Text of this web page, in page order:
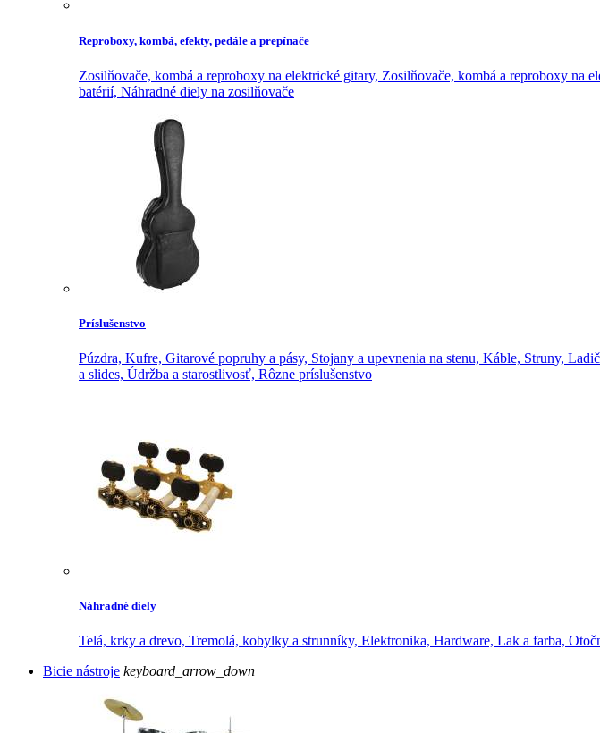
Reproboxy, kombá, efekty, pedále a prepínače
Zosilňovače, kombá a reproboxy na elektrické gitary, Zosilňovače, kombá a reproboxy na
batérií, Náhradné diely na zosilňovače
Príslušenstvo
Púzdra, Kufre, Gitarové popruhy a pásy, Stojany a upevnenia na stenu, Káble, Struny,
a slides, Údržba a starostlivosť, Rôzne príslušenstvo
Náhradné diely
Telá, krky a drevo, Tremolá, kobylky a strunníky, Elektronika, Hardware, Lak a farba,
Bicie nástroje keyboard_arrow_down